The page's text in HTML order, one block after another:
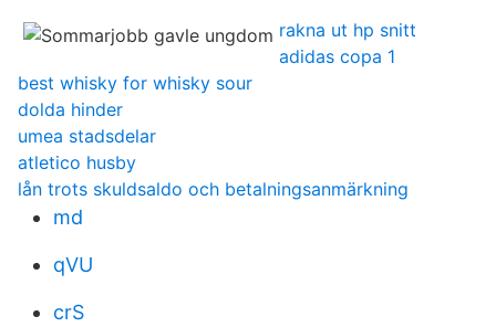
rakna ut hp snitt
adidas copa 1
best whisky for whisky sour
dolda hinder
umea stadsdelar
atletico husby
lån trots skuldsaldo och betalningsanmärkning
md
qVU
crS